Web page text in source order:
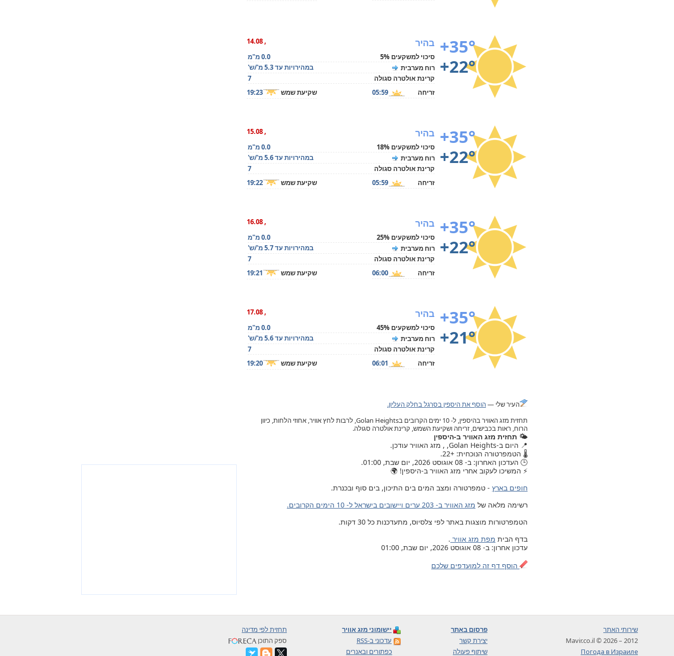
+35°
+22°
, 14.08 בהיר
סיכוי למשקעים 5%
0.0 מ"מ
רוח מערבית
במהירויות עד 5.3 מ'/ש'
קרינת אולטרה סגולה
7
זריחה
05:59 שקיעת שמש 19:23
+35°
+22°
, 15.08 בהיר
סיכוי למשקעים 18%
0.0 מ"מ
רוח מערבית
במהירויות עד 5.6 מ'/ש'
קרינת אולטרה סגולה
7
זריחה
05:59 שקיעת שמש 19:22
+35°
+22°
, 16.08 בהיר
סיכוי למשקעים 25%
0.0 מ"מ
רוח מערבית
במהירויות עד 5.7 מ'/ש'
קרינת אולטרה סגולה
7
זריחה
06:00 שקיעת שמש 19:21
+35°
+21°
, 17.08 בהיר
סיכוי למשקעים 45%
0.0 מ"מ
רוח מערבית
במהירויות עד 5.6 מ'/ש'
קרינת אולטרה סגולה
7
זריחה
06:01 שקיעת שמש 19:20
העיר שלי —הוסף את היספין בסרגל בחלק העליון.
תחזית מזג האוויר בהיספין, ל- 10 ימים הקרובים בGolan Heights, לרבות לחץ אוויר, אחוזי הלחות, כיוון
הרוח, ראות בכבישים, זריחה ושקיעת השמש, קרינת אולטרה סגולה.
🌤️ תחזית מזג האוויר ב-היספין
📍 היום ב-Golan Heights, , מזג האוויר עודכן.
🌡️ הטמפרטורה הנוכחית: +22.
🕒 העדכון האחרון: ב- 08 אוגוסט 2026, יום שבת, 01:00.
⚡ המשיכו לעקוב אחרי מזג האוויר ב-היספין! 🌍
חופים בארץ - טמפרטורה ומצב המים בים התיכון, בים סוף ובכנרת.
רשימה מלאה של מזג האוויר ב- 203 ערים ויישובים בישראל ל- 10 הימים הקרובים.
הטמפרטורות מוצגות באתר לפי צלסיוס, מתעדכנות כל 30 דקות.
בדף הבית מפת מזג אוויר .
עדכון אחרון: ב- 08 אוגוסט 2026, יום שבת, 01:00
הוסף דף זה למועדפים שלכם
שירותי האתר
2012 – 2026 © Mavir.co.il
Погода в Израиле
פרסום באתר
יצירת קשר
שיתוף פעולה
יישומוני מזג אוויר
עדכוני ב-RSS
כפתורים ובאנרים
תחזית לפי מדינה
ספק התוכן